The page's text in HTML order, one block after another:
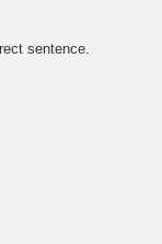
sentence.